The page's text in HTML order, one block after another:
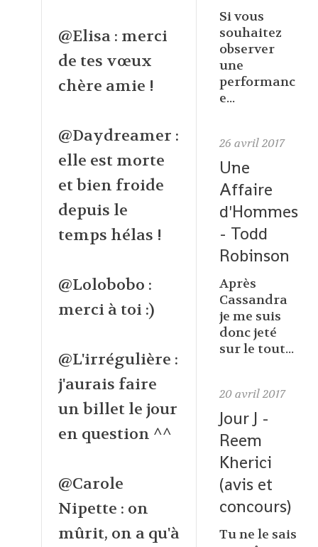
@Elisa : merci
de tes vœux
chère amie !
@Daydreamer :
elle est morte
et bien froide
depuis le
temps hélas !
@Lolobobo :
merci à toi :)
@L'irrégulière :
j'aurais faire
un billet le jour
en question ^^
@Carole
Nipette : on
mûrit, on a qu'à
Si vous
souhaitez
observer
une
performanc
e...
26 avril 2017
Une
Affaire
d'Hommes
- Todd
Robinson
Après
Cassandra
je me suis
donc jeté
sur le tout...
20 avril 2017
Jour J -
Reem
Kherici
(avis et
concours)
Tu ne le sais